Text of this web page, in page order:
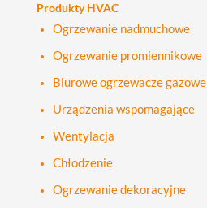
Produkty HVAC
Ogrzewanie nadmuchowe
Ogrzewanie promiennikowe
Biurowe ogrzewacze gazowe
Urządzenia wspomagające
Wentylacja
Chłodzenie
Ogrzewanie dekoracyjne